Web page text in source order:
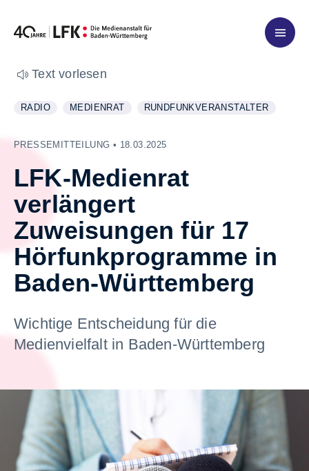
Zum Inhalt springen
Text vorlesen
WEITERE INFORMATIONEN ZUM THEMA
RADIO
ANZEIGEN WEITERE INFORMATIONEN ZUM THEMA
MEDIENRAT
ANZEIGEN WEITERE INFORMATIONEN ZUM
RUNDFUNKVERANSTALTER
ANZEIGEN
PRESSEMITTEILUNG • 18.03.2025
LFK-Medienrat
verlängert
Zuweisungen für 17
Hörfunkprogramme in
Baden-Württemberg
Wichtige Entscheidung für die
Medienvielfalt in Baden-Württemberg